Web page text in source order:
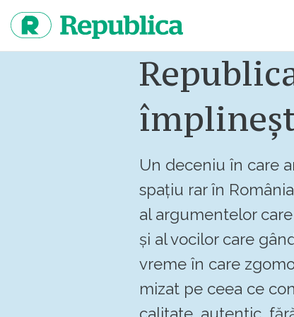
continut
Un deceniu în care
spațiu rar în
al argumentelor
și al vocilor care
vreme în care
mizat pe ceea ce